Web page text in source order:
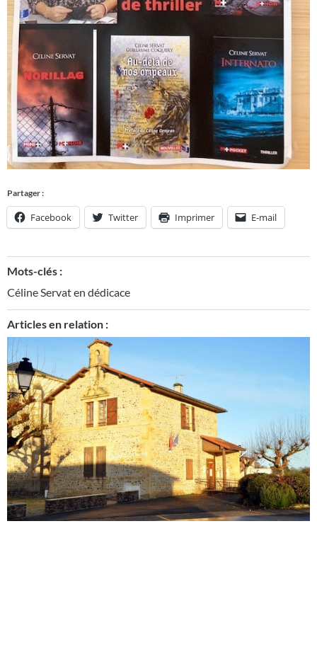
Partager :
Facebook Twitter Imprimer E-mail
Mots-clés :
Céline Servat en dédicace
Articles en relation :